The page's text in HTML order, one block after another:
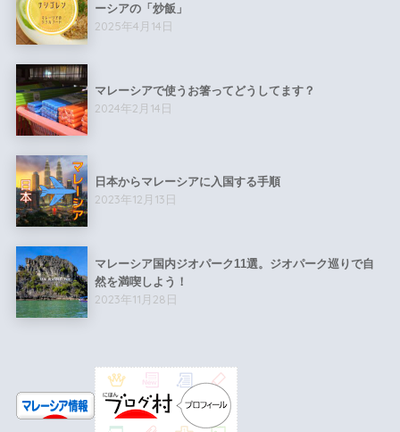
ーシアの「炒飯」
2025年4月14日
マレーシアで使うお箸ってどうしてます？
2024年2月14日
日本からマレーシアに入国する手順
2023年12月13日
マレーシア国内ジオパーク11選。ジオパーク巡りで自
然を満喫しよう！
2023年11月28日